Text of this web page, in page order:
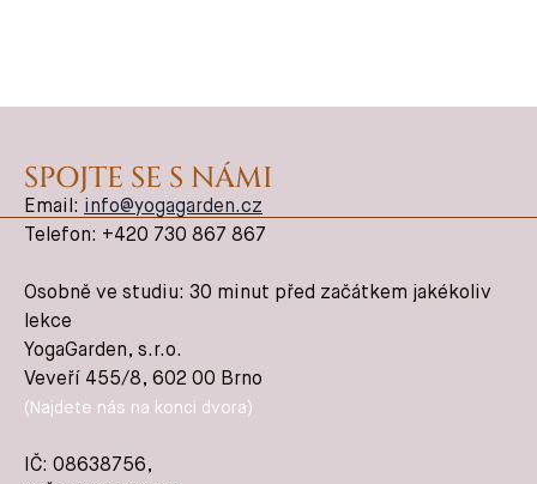
SPOJTE SE S NÁMI
Email: info@yogagarden.cz
Telefon: +420 730 867 867
Osobně ve studiu: 30 minut před začátkem jakékoliv
lekce
YogaGarden, s.r.o.
Veveří 455/8, 602 00 Brno
(Najdete nás na konci dvora)
IČ: 08638756,